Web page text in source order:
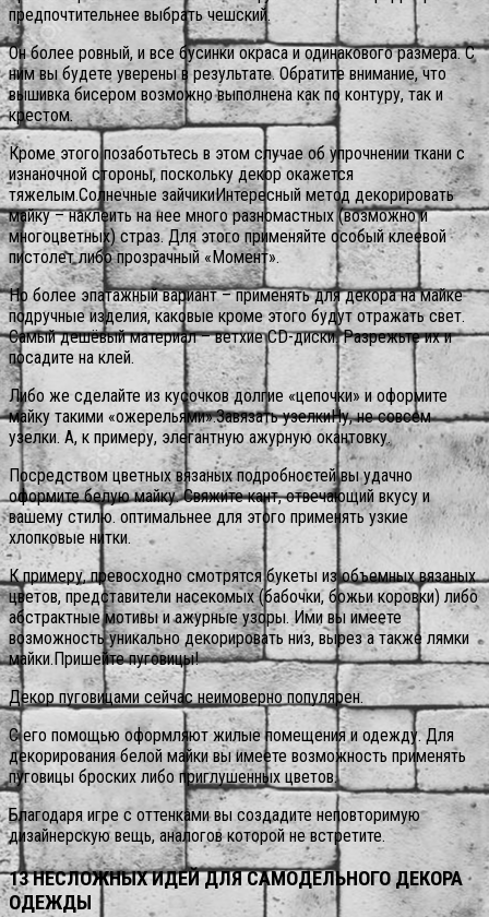
предпочтительнее выбрать чешский.
Он более ровный, и все бусинки окраса и одинакового размера. С
ним вы будете уверены в результате. Обратите внимание, что
вышивка бисером возможно выполнена как по контуру, так и
крестом.
Кроме этого позаботьтесь в этом случае об упрочнении ткани с
изнаночной стороны, поскольку декор окажется
тяжелым.Солнечные зайчикиИнтересный метод декорировать
майку – наклеить на нее много разномастных (возможно и
многоцветных) страз. Для этого применяйте особый клеевой
пистолет либо прозрачный «Момент».
Но более эпатажный вариант – применять для декора на майке
подручные изделия, каковые кроме этого будут отражать свет.
Самый дешёвый материал – ветхие CD-диски. Разрежьте их и
посадите на клей.
Либо же сделайте из кусочков долгие «цепочки» и оформите
майку такими «ожерельями».Завязать узелкиНу, не совсем
узелки. А, к примеру, элегантную ажурную окантовку.
Посредством цветных вязаных подробностей вы удачно
оформите белую майку. Свяжите кант, отвечающий вкусу и
вашему стилю. оптимальнее для этого применять узкие
хлопковые нитки.
К примеру, превосходно смотрятся букеты из объемных вязаных
цветов, представители насекомых (бабочки, божьи коровки) либо
абстрактные мотивы и ажурные узоры. Ими вы имеете
возможность уникально декорировать низ, вырез а также лямки
майки.Пришейте пуговицы!
Декор пуговицами сейчас неимоверно популярен.
С его помощью оформляют жилые помещения и одежду. Для
декорирования белой майки вы имеете возможность применять
пуговицы броских либо приглушенных цветов.
Благодаря игре с оттенками вы создадите неповторимую
дизайнерскую вещь, аналогов которой не встретите.
13 НЕСЛОЖНЫХ ИДЕЙ ДЛЯ САМОДЕЛЬНОГО ДЕКОРА
ОДЕЖДЫ